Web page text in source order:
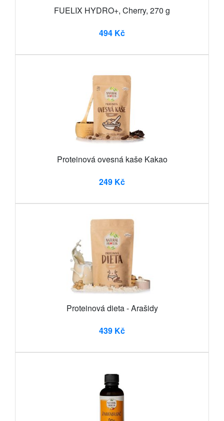
FUELIX HYDRO+, Cherry, 270 g
494 Kč
Proteinová ovesná kaše Kakao
249 Kč
Proteinová dieta - Arašidy
439 Kč